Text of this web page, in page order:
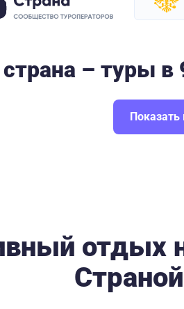
– туры в
Показать
отдых